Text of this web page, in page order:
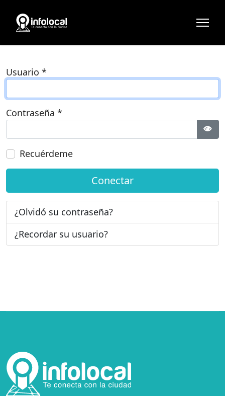
Usuario *
Contraseña *
Recuérdeme
Conectar
¿Olvidó su contraseña?
¿Recordar su usuario?